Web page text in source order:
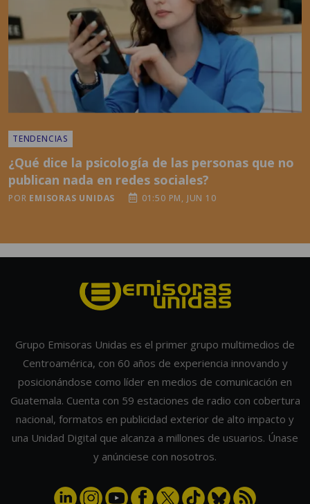
TENDENCIAS
¿Qué dice la psicología de las personas que no
publican nada en redes sociales?
POR EMISORAS UNIDAS 01:50 PM, JUN 10
Grupo Emisoras Unidas es el primer grupo multimedios de
Centroamérica, con 60 años de experiencia innovando y
posicionándose como líder en medios de comunicación en
Guatemala. Cuenta con 59 estaciones de radio con cobertura
nacional, formatos en publicidad exterior de alto impacto y
una Unidad Digital que alcanza a millones de usuarios. Únase
y anúnciese con nosotros.